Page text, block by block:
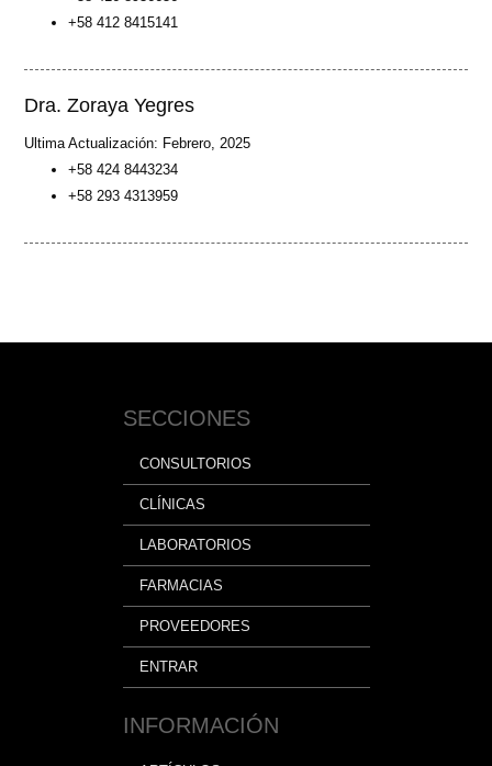
+58 412 8415141
Dra. Zoraya Yegres
Ultima Actualización: Febrero, 2025
+58 424 8443234
+58 293 4313959
SECCIONES
CONSULTORIOS
CLÍNICAS
LABORATORIOS
FARMACIAS
PROVEEDORES
ENTRAR
INFORMACIÓN